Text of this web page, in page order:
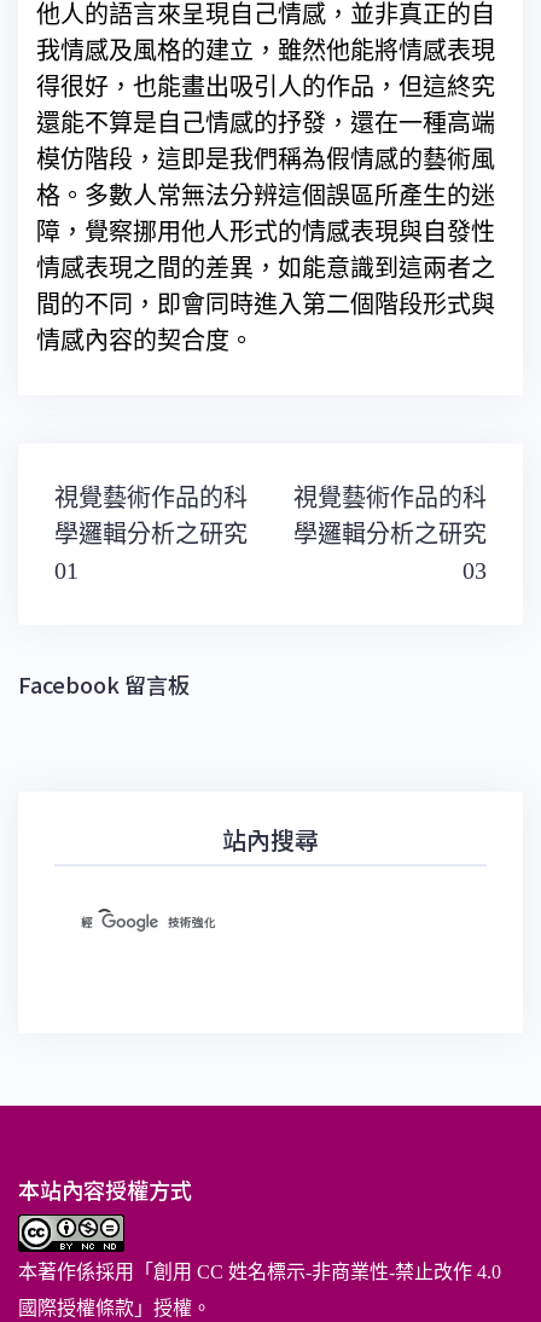
他人的語言來呈現自己情感，並非真正的自
我情感及風格的建立，雖然他能將情感表現
得很好，也能畫出吸引人的作品，但這終究
還能不算是自己情感的抒發，還在一種高端
模仿階段，這即是我們稱為假情感的藝術風
格。多數人常無法分辨這個誤區所產生的迷
障，覺察挪用他人形式的情感表現與自發性
情感表現之間的差異，如能意識到這兩者之
間的不同，即會同時進入第二個階段形式與
情感內容的契合度。
文
章
導
覽
視覺藝術作品的科
學邏輯分析之研究
01
視覺藝術作品的科
學邏輯分析之研究
03
Facebook 留言板
站內搜尋
本站內容授權方式
本著作係採用「 創用 CC 姓名標示-非商業性-禁止改作 4.0
國際授權條款 」授權。